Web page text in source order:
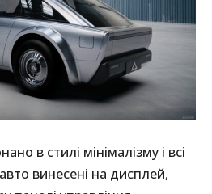
в стилі мінімалізму і всі
винесені на дисплей,